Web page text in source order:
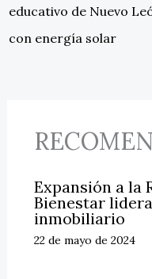
educativo de Nuevo
con energía solar
Expansión a la
Bienestar
inmobiliario
22 de mayo de 2024